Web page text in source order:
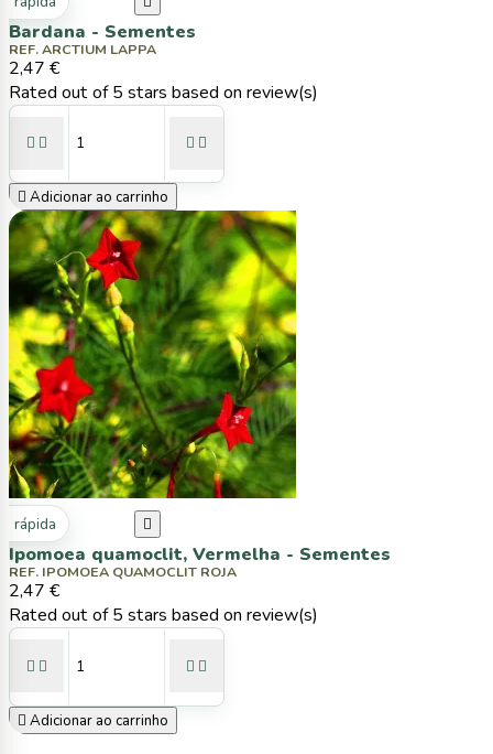
Bardana - Sementes
REF. ARCTIUM LAPPA
2,47 €
Rated out of 5 stars based on review(s)
   
 Adicionar ao carrinho
rápida 
Ipomoea quamoclit, Vermelha - Sementes
REF. IPOMOEA QUAMOCLIT ROJA
2,47 €
Rated out of 5 stars based on review(s)
   
 Adicionar ao carrinho